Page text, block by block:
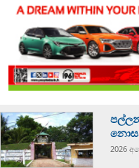
2026